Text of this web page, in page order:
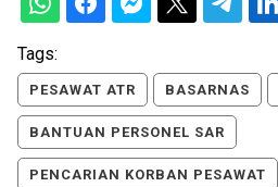
Tags:
PESAWAT ATR BASARNAS
BANTUAN PERSONEL SAR
PENCARIAN KORBAN PESAWAT